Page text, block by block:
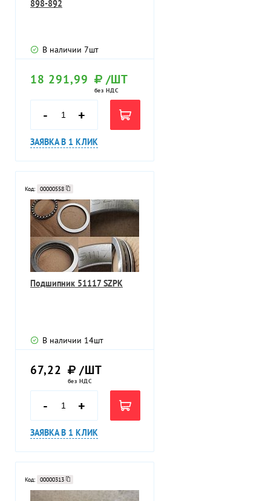
898-892
В наличии 7шт
18 291,99 /ШТ
без НДС
- +
ЗАЯВКА В 1 КЛИК
Код: 00000558
Подшипник 51117 SZPK
В наличии 14шт
67,22 /ШТ
без НДС
- +
ЗАЯВКА В 1 КЛИК
Код: 00000313